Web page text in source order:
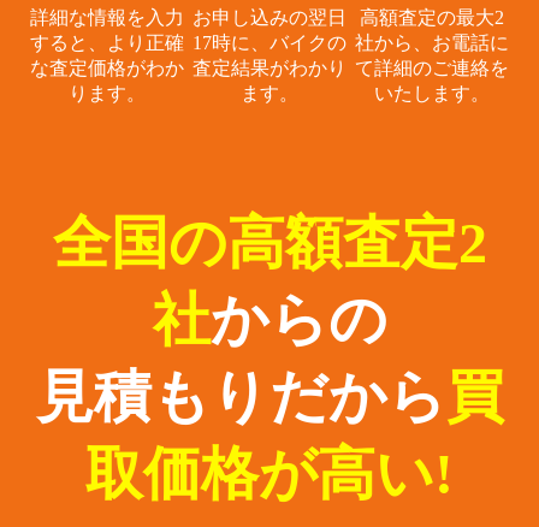
詳細な情報を入力
すると、
より正確
な査定価格がわか
ります。
お申し込みの翌日
17時に、 バイクの
査定結果がわかり
ます。
高額査定の最大2
社から、 お電話に
て詳細のご連絡を
いたします。
全国の高額査定2
社からの
見積もりだから 買
取価格が高い!